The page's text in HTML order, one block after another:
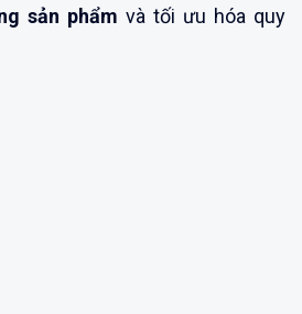
sản phẩm và tối ưu hóa quy